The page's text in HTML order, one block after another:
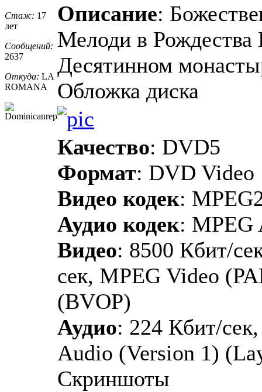
Стаж: 17
лет
Сообщений:
2637
Откуда: LA
ROMANA
Описание:
Мелоди в Рождества
Десятинном
Обложка диска
Качество: DVD5
Формат: DVD Video
Видео кодек:
Аудио кодек: MPEG
Видео: 8500 Кбит/
сек, MPEG Video
(BVOP)
Аудио: 224 Кбит/
Audio (Version 1)
Скриншоты